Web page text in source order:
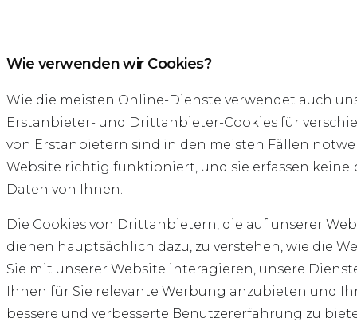
Wie verwenden wir Cookies?
Wie die meisten Online-Dienste verwendet auch
Erstanbieter- und Drittanbieter-Cookies für
von Erstanbietern sind in den meisten Fällen
Website richtig funktioniert, und sie erfassen keine
Daten von Ihnen.
Die Cookies von Drittanbietern, die auf unserer
dienen hauptsächlich dazu, zu verstehen, wie die
Sie mit unserer Website interagieren, unsere
Ihnen für Sie relevante Werbung anzubieten und
bessere und verbesserte Benutzererfahrung zu